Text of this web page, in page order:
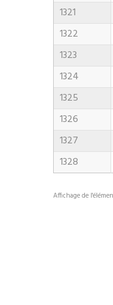
1321
1322
1323
1324
1325
1326
1327
1328
Affichage de